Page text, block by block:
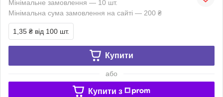
Мінімальне замовлення — 10 шт.
Мінімальна сума замовлення на сайті — 200 ₴
1,35 ₴ від 100 шт.
Купити
або
Купити з